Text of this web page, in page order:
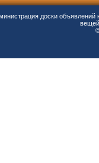
доски объявлений